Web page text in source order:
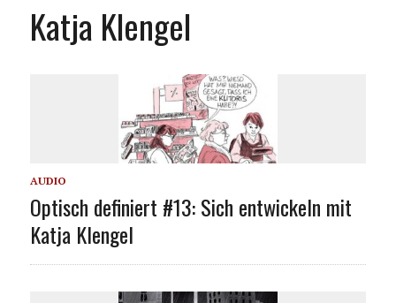
Katja Klengel
AUDIO
Optisch definiert #13: Sich entwickeln mit
Katja Klengel